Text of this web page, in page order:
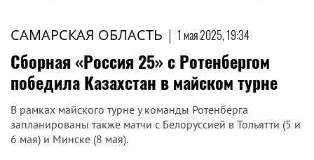
САМАРСКАЯ ОБЛАСТЬ | 1 мая 2025, 19:34
Сборная «Россия 25» с Ротенбергом
победила Казахстан в майском турне
В рамках майского турне у команды Ротенберга
запланированы также матчи с Белоруссией в Тольятти (5 и
6 мая) и Минске (8 мая).